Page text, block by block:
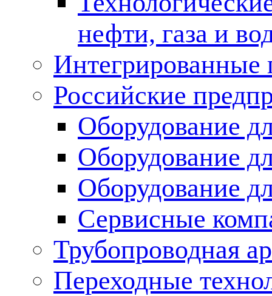
нефти, газа и
Российские
Оборудование
Оборудование
Оборудование
Сервисные
Трубопроводная
Переходные